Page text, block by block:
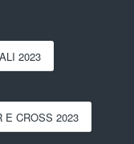
2023
E CROSS 2023